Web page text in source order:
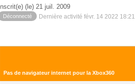
Inscrit(e) (le) 21 juil. 2009
Déconnecté Dernière activité févr. 14 2022 18:21
Pas de navigateur internet pour la Xbox360